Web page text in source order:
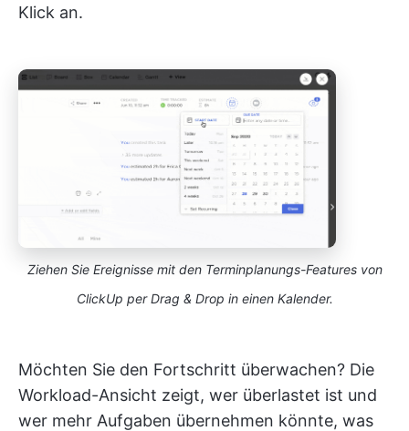
Klick an.
Ziehen Sie Ereignisse mit den Terminplanungs-Features von
ClickUp per Drag & Drop in einen Kalender.
Möchten Sie den Fortschritt überwachen? Die
Workload-Ansicht zeigt, wer überlastet ist und
wer mehr Aufgaben übernehmen könnte, was